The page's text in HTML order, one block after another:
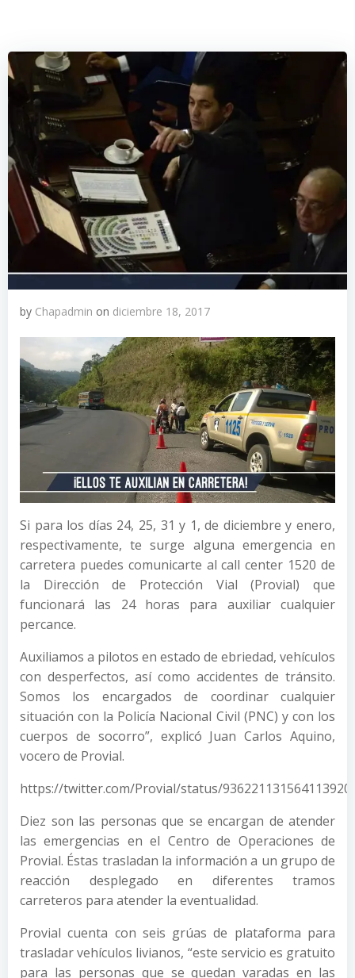
by Chapadmin on diciembre 18, 2017
Si para los días 24, 25, 31 y 1, de diciembre y enero,
respectivamente, te surge alguna emergencia en
carretera puedes comunicarte al call center 1520 de
la Dirección de Protección Vial (Provial) que
funcionará las 24 horas para auxiliar cualquier
percance.
Auxiliamos a pilotos en estado de ebriedad, vehículos
con desperfectos, así como accidentes de tránsito.
Somos los encargados de coordinar cualquier
situación con la Policía Nacional Civil (PNC) y con los
cuerpos de socorro”, explicó Juan Carlos Aquino,
vocero de Provial.
https://twitter.com/Provial/status/936221131564113920
Diez son las personas que se encargan de atender
las emergencias en el Centro de Operaciones de
Provial. Éstas trasladan la información a un grupo de
reacción desplegado en diferentes tramos
carreteros para atender la eventualidad.
Provial cuenta con seis grúas de plataforma para
trasladar vehículos livianos, “este servicio es gratuito
para las personas que se quedan varadas en las